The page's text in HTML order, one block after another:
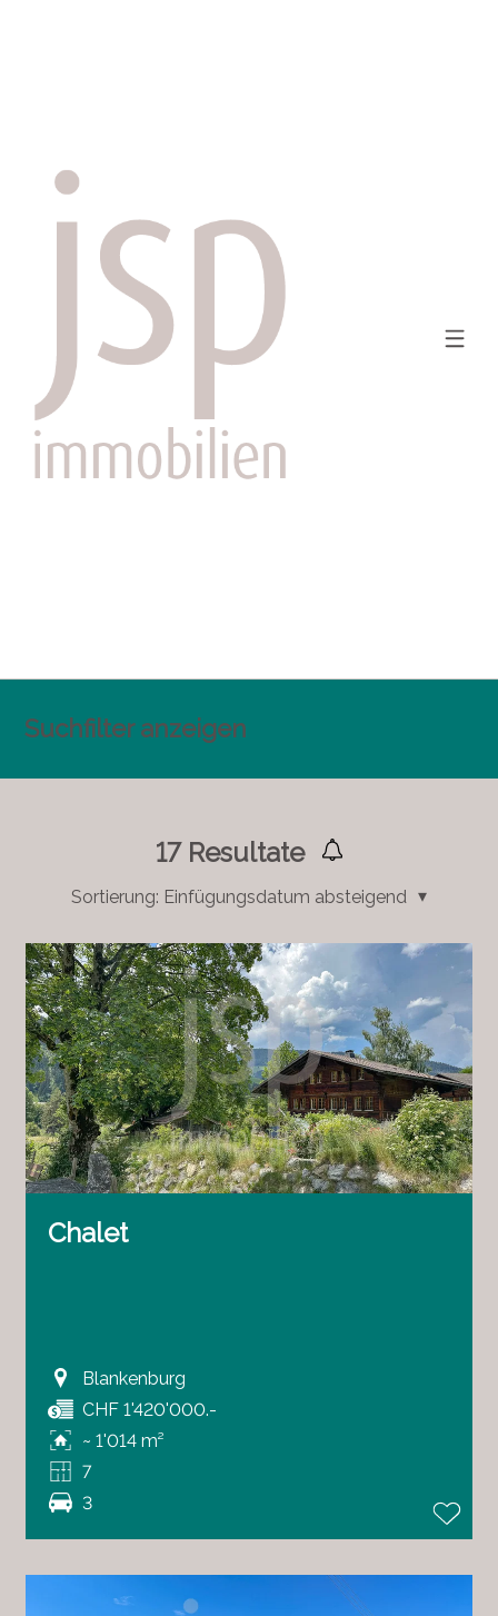
Suchfilter anzeigen
17Resultate
Sortierung: Einfügungsdatum absteigend
Chalet
Blankenburg
CHF 1'420'000.-
~ 1'014 m²
7
3